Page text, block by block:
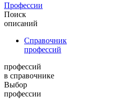
Профессии
Поиск
описаний
Справочник
профессий
профессий
в справочнике
Выбор
профессии